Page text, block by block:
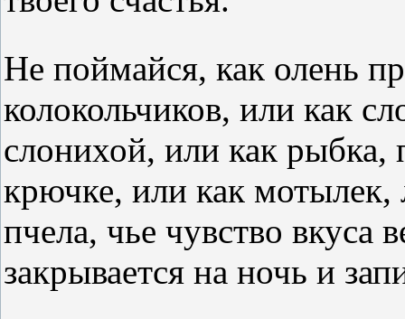
Не поймайся, как олень
колокольчиков, или как
слонихой, или как рыбка,
крючке, или как мотылек,
пчела, чье чувство вкуса
закрывается на ночь и